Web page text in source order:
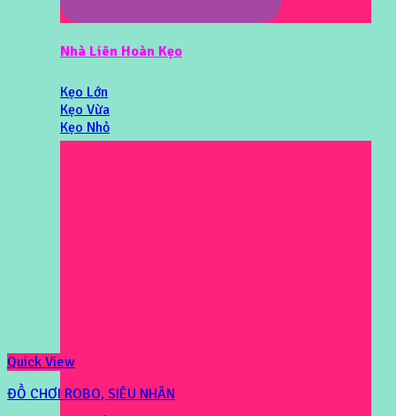
Nhà Liên Hoàn Kẹo
Kẹo Lớn
Kẹo Vừa
Kẹo Nhỏ
Quick View
ĐỒ CHƠI ROBO, SIÊU NHÂN